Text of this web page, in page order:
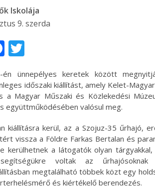
Iskolája
9. szerda
Facebook
én ünnepélyes keretek között
időszaki kiállítást, amely Kelet-
a Magyar Műszaki és Közlekedési
együttműködésében valósul meg.
kiállításra kerül, az a Szojuz-35 űrhajó,
vissza a Földre Farkas Bertalan és
kerülhetnek a látogatók olyan
voltak az űrhajósoknak
megtalálható többek közt egy
és kiértékelő berendezés.